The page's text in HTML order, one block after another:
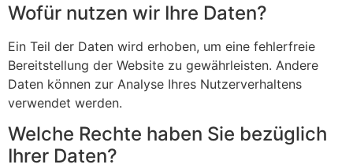
Wofür nutzen wir Ihre Daten?
Ein Teil der Daten wird erhoben, um eine fehlerfreie
Bereitstellung der Website zu gewährleisten. Andere
Daten können zur Analyse Ihres Nutzerverhaltens
verwendet werden.
Welche Rechte haben Sie bezüglich
Ihrer Daten?